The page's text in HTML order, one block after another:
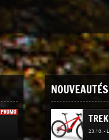
PROMO
23.10. -